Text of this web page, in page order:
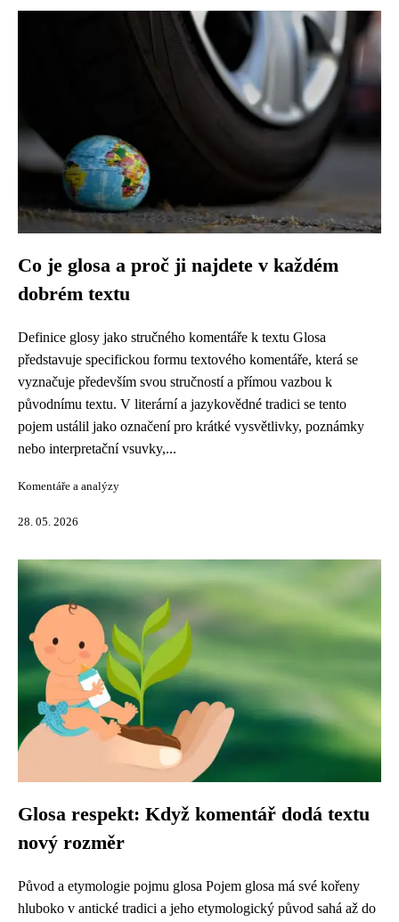
Co je glosa a proč ji najdete v každém
dobrém textu
Definice glosy jako stručného komentáře k textu Glosa
představuje specifickou formu textového komentáře, která se
vyznačuje především svou stručností a přímou vazbou k
původnímu textu. V literární a jazykovědné tradici se tento
pojem ustálil jako označení pro krátké vysvětlivky, poznámky
nebo interpretační vsuvky,...
Komentáře a analýzy
28. 05. 2026
Glosa respekt: Když komentář dodá textu
nový rozměr
Původ a etymologie pojmu glosa Pojem glosa má své kořeny
hluboko v antické tradici a jeho etymologický původ sahá až do